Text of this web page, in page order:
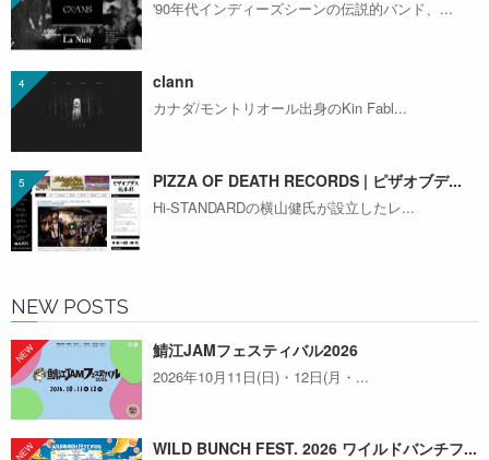
'90年代インディーズシーンの伝説的バンド、...
clann
カナダ/モントリオール出身のKin Fabl...
PIZZA OF DEATH RECORDS | ピザオブデ...
Hi-STANDARDの横山健氏が設立したレ...
NEW POSTS
鯖江JAMフェスティバル2026
2026年10月11日(日)・12日(月・...
WILD BUNCH FEST. 2026 ワイルドバンチフ...